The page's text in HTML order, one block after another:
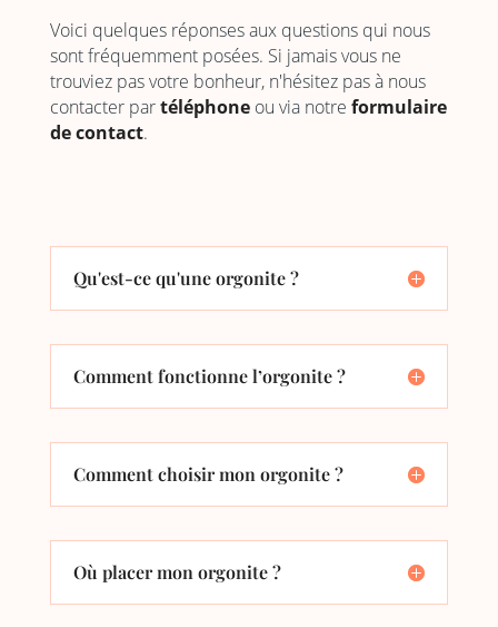
Voici quelques réponses aux questions qui nous
sont fréquemment posées. Si jamais vous ne
trouviez pas votre bonheur, n'hésitez pas à nous
contacter partéléphoneou via notre formulaire
de contact.
Qu'est-ce qu'une orgonite ?
Comment fonctionne l’orgonite ?
Comment choisir mon orgonite ?
Où placer mon orgonite ?